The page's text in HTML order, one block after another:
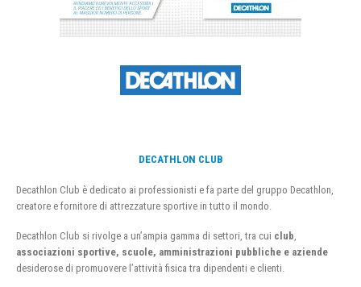
DECATHLON CLUB
Decathlon Club è dedicato ai professionisti e fa parte del gruppo Decathlon,
creatore e fornitore di attrezzature sportive in tutto il mondo.
Decathlon Club si rivolge a un’ampia gamma di settori, tra cui club
associazioni sportive, scuole, amministrazioni pubbliche e aziende
desiderose di promuovere l’attività fisica tra dipendenti e clienti.